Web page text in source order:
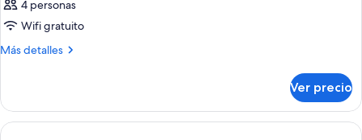
4 personas
Wifi gratuito
Más detalles
Más
Ver precio